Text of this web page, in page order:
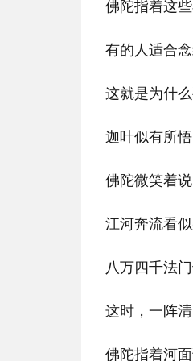
佛陀指着这
有的人适合
这就是为什
迦叶似有所
佛陀微笑着
江河奔流看
八万四千法
这时，一阵
佛陀指着河